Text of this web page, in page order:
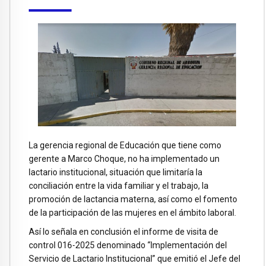
La gerencia regional de Educación que tiene como
gerente a Marco Choque, no ha implementado un
lactario institucional, situación que limitaría la
conciliación entre la vida familiar y el trabajo, la
promoción de lactancia materna, así como el fomento
de la participación de las mujeres en el ámbito laboral.
Así lo señala en conclusión el informe de visita de
control 016-2025 denominado “Implementación del
Servicio de Lactario Institucional” que emitió el Jefe del